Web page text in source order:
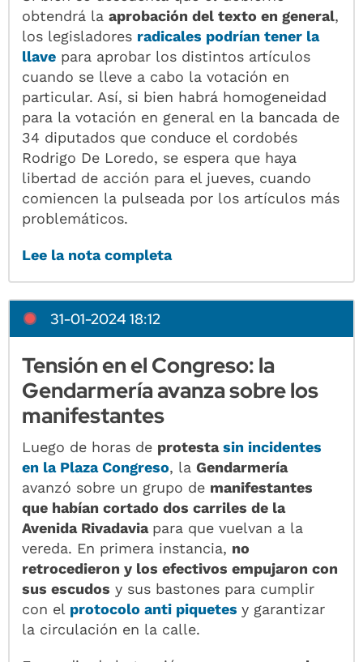
obtendrá laaprobación del texto en general,
los legisladores radicales podrían tener la
llave para aprobar los distintos artículos
cuando se lleve a cabo la votación en
particular. Así, si bien habrá homogeneidad
para la votación en general en la bancada de
34 diputados que conduce el cordobés
Rodrigo De Loredo, se espera que haya
libertad de acción para el jueves, cuando
comiencen la pulseada por los artículos más
problemáticos.
Lee la nota completa
31-01-2024 18:12
Tensión en el Congreso: la
Gendarmería avanza sobre los
manifestantes
Luego de horas de protestasin incidentes
en la Plaza Congreso, laGendarmería
avanzó sobre un grupo de manifestantes
que habían cortado dos carriles de la
Avenida Rivadavia para que vuelvan a la
vereda. En primera instancia, no
retrocedieron y los efectivos empujaron con
sus escudos y sus bastones para cumplir
con el protocolo anti piquetesy garantizar
la circulación en la calle.